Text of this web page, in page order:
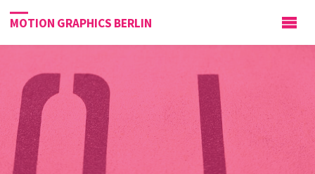
MOTION GRAPHICS BERLIN